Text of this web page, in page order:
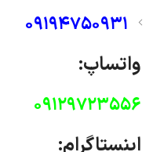
09194750931
واتساپ:
09129723556
اینستاگرام: